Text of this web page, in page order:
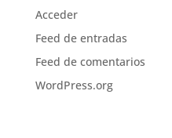
Acceder
Feed de entradas
Feed de comentarios
WordPress.org